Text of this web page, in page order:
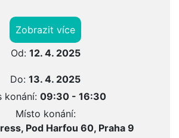
Zobrazit více
Od: 12. 4. 2025
Do: 13. 4. 2025
konání: 09:30 - 16:30
Místo konání:
Pod Harfou 60, Praha 9